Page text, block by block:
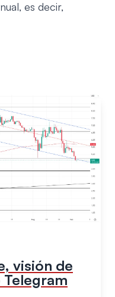
es decir,
visión de